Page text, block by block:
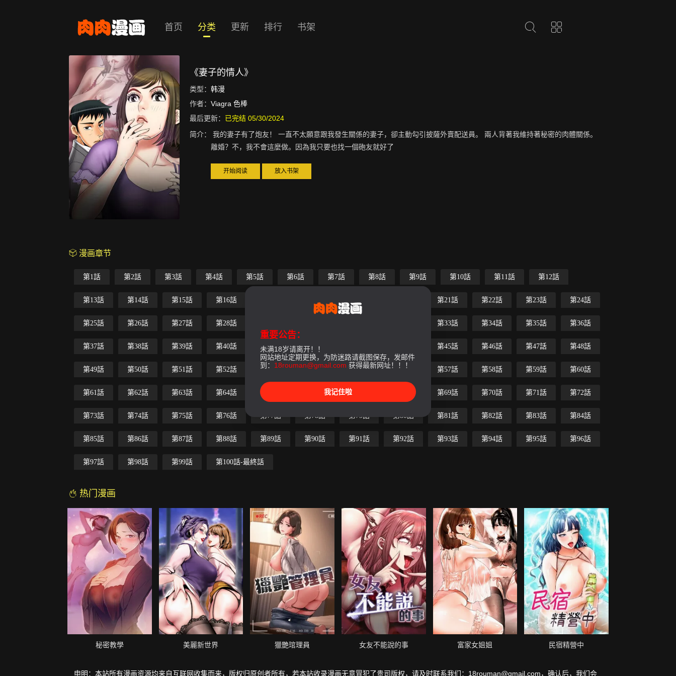
首页 分类 更新 排行 书架
《妻子的情人》
类型： 韩漫
作者： Viagra 色棒
最后更新： 已完结 05/30/2024
简介：
我的妻子有了炮友！ 一直不太願意跟我發生關係的妻子，卻主動勾引披薩外賣配送員。 兩人背著我維持著秘密的肉體關係。
離婚？不，我不會這麼做。因為我只要也找一個砲友就好了
开始阅读 放入书架
漫画章节
第1話 第2話 第3話 第4話 第5話 第6話 第7話 第8話 第9話 第10話 第11話 第12話
第13話 第14話 第15話 第16話 第21話 第22話 第23話 第24話
第25話 第26話 第27話 第28話 第33話 第34話 第35話 第36話
第37話 第38話 第39話 第40話 第41話 第42話 第45話 第46話 第47話 第48話
第49話 第50話 第51話 第52話 第53話 第54話 第55話 第56話 第57話 第58話 第59話 第60話
第61話 第62話 第63話 第64話 第65話 第66話 第67話 第69話 第70話 第71話 第72話
第73話 第74話 第75話 第76話 第77話 第78話 第79話 第80話 第81話 第82話 第83話 第84話
第85話 第86話 第87話 第88話 第89話 第90話 第91話 第92話 第93話 第94話 第95話 第96話
第97話 第98話 第99話 第100話-最終話
热门漫画
秘密教學 美麗新世界 獵艷琯理員 女友不能說的事 富家女姐姐 民宿精營中
申明：本站所有漫画资源均来自互联网收集而来，版权归原创者所有，若本站收录漫画无意冒犯了贵司版权，请及时联系我们： 18rouman@gmail.com，确认后，我们会
重要公告：
未满18岁请离开！！
网站地址定期更换，为防迷路请截图保存，发邮件
到： 18rouman@gmail.com 获得最新网址！！！
我记住啦